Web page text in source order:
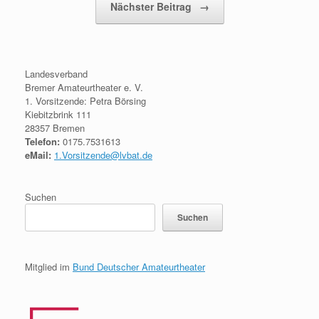
Nächster Beitrag →
Landesverband
Bremer Amateurtheater e. V.
1. Vorsitzende: Petra Börsing
Kiebitzbrink 111
28357 Bremen
Telefon: 0175.7531613
eMail: 1.Vorsitzende@lvbat.de
Suchen
Suchen
Mitglied im Bund Deutscher Amateurtheater